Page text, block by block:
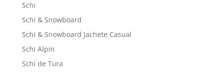
Schi
Schi & Snowboard
Schi & Snowboard Jachete Casual
Schi Alpin
Schi de Tura